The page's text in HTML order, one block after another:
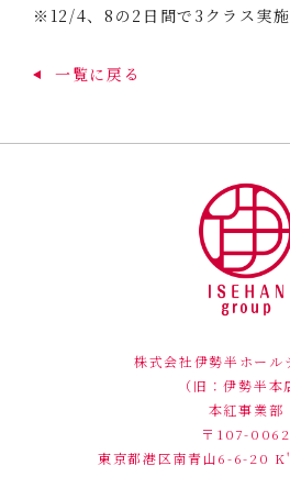
※12/4、8の2日間で3クラス実施
一覧に戻る
株式会社伊勢半ホール
（旧：伊勢半本
本紅事業部
〒107-0062
東京都港区南青山6-6-20